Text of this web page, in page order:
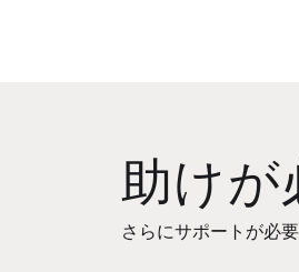
助けが
さらにサポートが必